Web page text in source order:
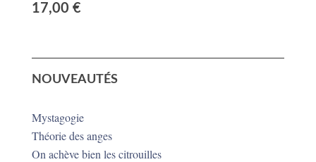
17,00 €
NOUVEAUTÉS
Mystagogie
Théorie des anges
On achève bien les citrouilles